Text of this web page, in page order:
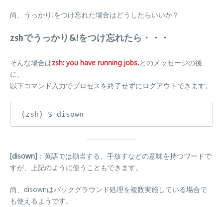
尚、うっかり!をつけ忘れた場合はどうしたらいいか？
zshでうっかり&!をつけ忘れたら・・・
そんな場合はzsh: you have running jobs.とのメッセージの後
に、
以下コマンド入力でプロセスを終了せずにログアウトできます。
(zsh) $ disown
[disown] ：英語では勘当する、手放すなどの意味を持つワードで
すが、上記のように使うこともできます。
尚、disownはバックグラウンド処理を複数実施している場合で
も使えるようです。